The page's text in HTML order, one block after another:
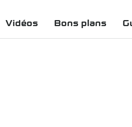
Vidéos Bons plans